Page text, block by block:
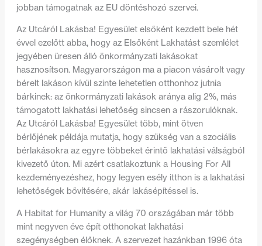
jobban támogatnak az EU döntéshozó szervei.
Az Utcáról Lakásba! Egyesület elsőként kezdett bele hét
évvel ezelőtt abba, hogy az Elsőként Lakhatást szemlélet
jegyében üresen álló önkormányzati lakásokat
hasznosítson. Magyarországon ma a piacon vásárolt vagy
bérelt lakáson kívül szinte lehetetlen otthonhoz jutnia
bárkinek: az önkormányzati lakások aránya alig 2%, más
támogatott lakhatási lehetőség sincsen a rászorulóknak.
Az Utcáról Lakásba! Egyesület több, mint ötven
bérlőjének példája mutatja, hogy szükség van a szociális
bérlakásokra az egyre többeket érintő lakhatási válságból
kivezető úton. Mi azért csatlakoztunk a Housing For All
kezdeményezéshez, hogy legyen esély itthon is a lakhatási
lehetőségek bővítésére, akár lakásépítéssel is.
A Habitat for Humanity a világ 70 országában már több
mint negyven éve épít otthonokat lakhatási
szegénységben élőknek. A szervezet hazánkban 1996 óta